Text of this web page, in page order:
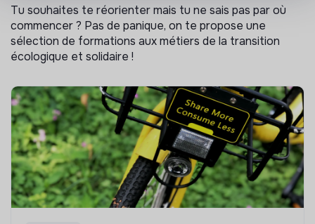
Tu souhaites te réorienter mais tu ne sais pas par où
commencer ? Pas de panique, on te propose une
sélection de formations aux métiers de la transition
écologique et solidaire !